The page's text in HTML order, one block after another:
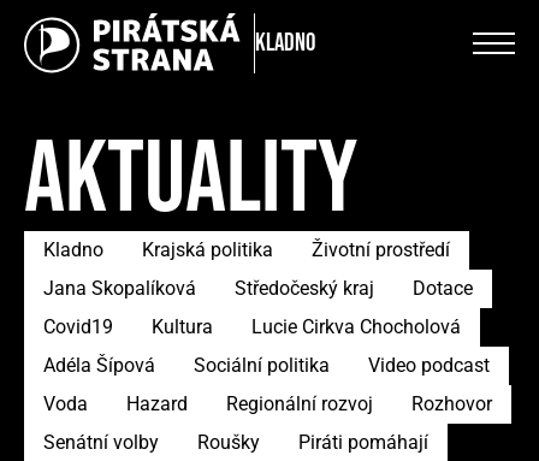
Kladno
AKTUALITY
Kladno Krajská politika
Životní prostředí
Jana Skopalíková
Středočeský kraj
Dotace
Covid19
Kultura
Lucie Cirkva Chocholová
Adéla Šípová
Sociální politika
Video podcast
Voda
Hazard Regionální rozvoj
Rozhovor
Senátní volby
Roušky
Piráti pomáhají